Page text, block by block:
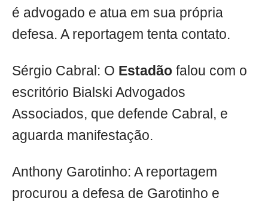
é advogado e atua em sua própria
defesa. A reportagem tenta contato.
Sérgio Cabral: O Estadão falou com o
escritório Bialski Advogados
Associados, que defende Cabral, e
aguarda manifestação.
Anthony Garotinho: A reportagem
procurou a defesa de Garotinho e